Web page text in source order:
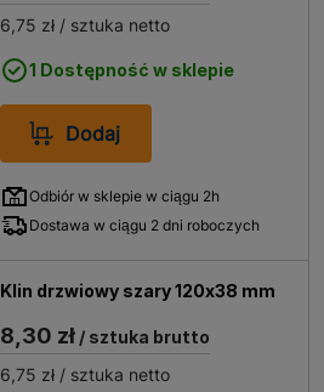
6,75 zł / sztuka netto
1 Dostępność w sklepie
Dodaj
Odbiór w sklepie w ciągu 2h
Dostawa w ciągu 2 dni roboczych
Klin drzwiowy szary 120x38 mm
8,30 zł / sztuka brutto
6,75 zł / sztuka netto